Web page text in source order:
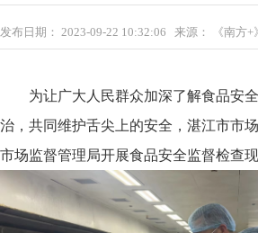
发布日期： 2023-09-22 10:32:06 来源： 《南方+》
为让广大人民群众加深了解食品安全
治，共同维护舌尖上的安全，湛江市市
市场监督管理局开展食品安全监督检